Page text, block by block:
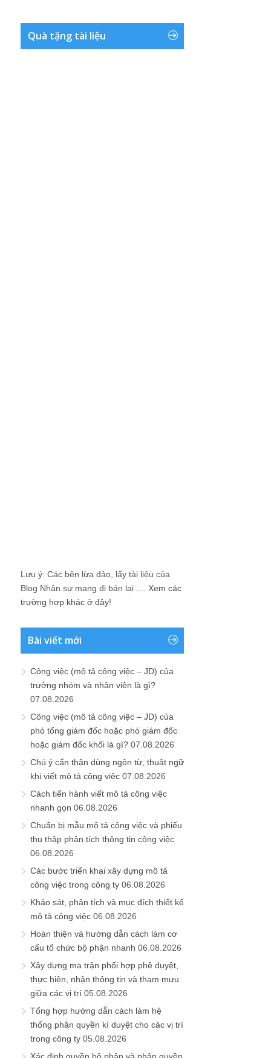
Quà tặng tài liệu
Lưu ý: Các bên lừa đảo, lấy tài liệu của
Blog Nhân sự mang đi bán lại .... Xem các
trường hợp khác ở đây!
Bài viết mới
Công việc (mô tả công việc – JD) của
trưởng nhóm và nhân viên là gì?
07.08.2026
Công việc (mô tả công việc – JD) của
phó tổng giám đốc hoặc phó giám đốc
hoặc giám đốc khối là gì? 07.08.2026
Chú ý cẩn thận dùng ngôn từ, thuật ngữ
khi viết mô tả công việc 07.08.2026
Cách tiến hành viết mô tả công việc
nhanh gọn 06.08.2026
Chuẩn bị mẫu mô tả công việc và phiếu
thu thập phân tích thông tin công việc
06.08.2026
Các bước triển khai xây dựng mô tả
công việc trong công ty 06.08.2026
Khảo sát, phân tích và mục đích thiết kế
mô tả công việc 06.08.2026
Hoàn thiện và hướng dẫn cách làm cơ
cấu tổ chức bộ phận nhanh 06.08.2026
Xây dựng ma trận phối hợp phê duyệt,
thực hiện, nhận thông tin và tham mưu
giữa các vị trí 05.08.2026
Tổng hợp hướng dẫn cách làm hệ
thống phân quyền kí duyệt cho các vị trí
trong công ty 05.08.2026